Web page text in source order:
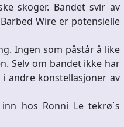
skoger. Bandet svir av
Wire er potensielle
Ingen som påstår å like
Selv om bandet ikke har
andre konstellasjoner av
hos Ronni Le tekrø`s